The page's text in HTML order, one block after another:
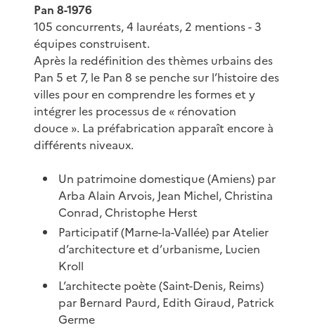
Pan 8-1976
105 concurrents, 4 lauréats, 2 mentions - 3
équipes construisent.
Après la redéfinition des thèmes urbains des
Pan 5 et 7, le Pan 8 se penche sur l’histoire des
villes pour en comprendre les formes et y
intégrer les processus de « rénovation
douce ». La préfabrication apparaît encore à
différents niveaux.
Un patrimoine domestique (Amiens) par
Arba Alain Arvois, Jean Michel, Christina
Conrad, Christophe Herst
Participatif (Marne-la-Vallée) par Atelier
d’architecture et d’urbanisme, Lucien
Kroll
L’architecte poète (Saint-Denis, Reims)
par Bernard Paurd, Edith Giraud, Patrick
Germe